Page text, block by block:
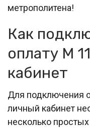
метрополитена!
Как
оплату М
кабинет
Для подключения
личный кабинет
несколько